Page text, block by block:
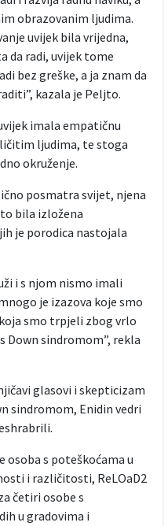
obrazovanim ljudima.
uvijek bila vrijedna,
da radi, uvijek tome
bez greške, a ja znam da
kazala je Peljto.
imala empatičnu
ljudima, te stoga
okruženje.
posmatra svijet, njena
bila izložena
je porodica nastojala
i s njom nismo imali
je izazova koje smo
smo trpjeli zbog vrlo
Down sindromom”, rekla
glasovi i skepticizam
sindromom, Enidin vedri
osoba s poteškoćama u
i različitosti, ReLOaD2
četiri osobe s
u gradovima i